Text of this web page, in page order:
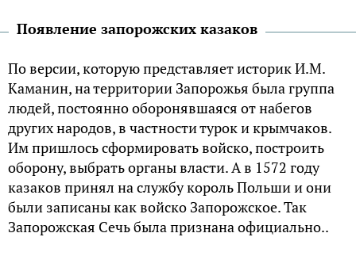
Появление запорожских казаков
По версии, которую представляет историк И.М.
Каманин, на территории Запорожья была группа
людей, постоянно оборонявшаяся от набегов
других народов, в частности турок и крымчаков.
Им пришлось сформировать войско, построить
оборону, выбрать органы власти. А в 1572 году
казаков принял на службу король Польши и они
были записаны как войско Запорожское. Так
Запорожская Сечь была признана официально..